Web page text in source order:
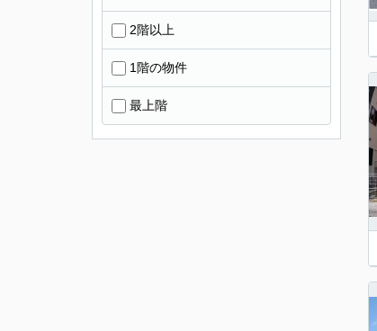
2階以上
1階の物件
最上階